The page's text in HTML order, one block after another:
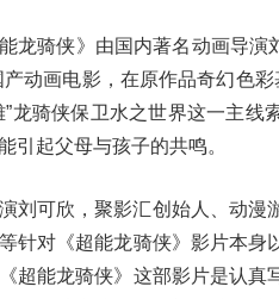
龙骑侠》由国内著名动画导演
动画电影，在原作品奇幻色
”龙骑侠保卫水之世界这一主
引起父母与孩子的共鸣。
刘可欣，聚影汇创始人、动漫
针对《超能龙骑侠》影片本
超能龙骑侠》这部影片是认真